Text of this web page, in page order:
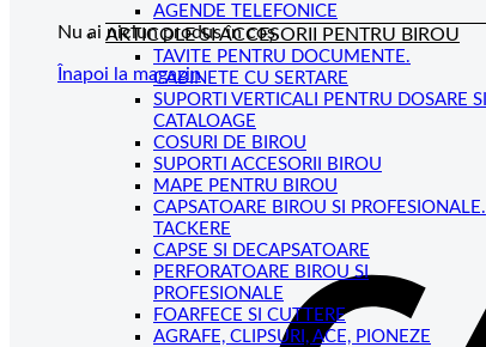
Nu ai niciun produs în coș.
Înapoi la magazin
AGENDE TELEFONICE
ARTICOLE SI ACCESORII PENTRU BIROU
TAVITE PENTRU DOCUMENTE.
CABINETE CU SERTARE
SUPORTI VERTICALI PENTRU DOSARE SI
CATALOAGE
COSURI DE BIROU
SUPORTI ACCESORII BIROU
MAPE PENTRU BIROU
CAPSATOARE BIROU SI PROFESIONALE.
TACKERE
CAPSE SI DECAPSATOARE
PERFORATOARE BIROU SI
PROFESIONALE
FOARFECE SI CUTTERE
AGRAFE, CLIPSURI, ACE, PIONEZE